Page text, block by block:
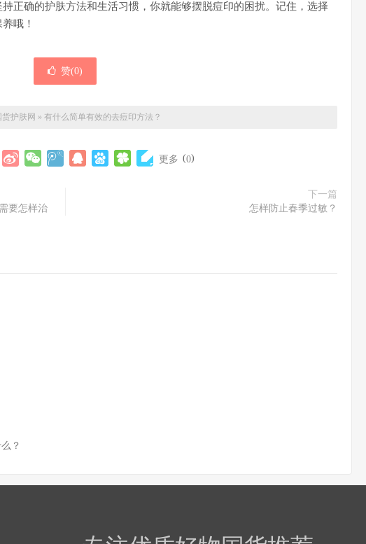
正确的护肤方法和生活习惯，你就能够摆脱痘印的困扰。记住，选择
哦！
赞(0)
货护肤网 » 有什么简单有效的去痘印方法？
更多 (0)
要怎样治
下一篇
怎样防止春季过敏？
？